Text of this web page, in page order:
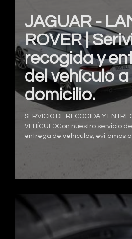
JAGUAR -
ROVER |
recogida y
del vehículo a
domicilio.
SERVICIO DE RECOGIDA Y
VEHÍCULOCon nuestro servicio
entrega de vehículos, evitamos a